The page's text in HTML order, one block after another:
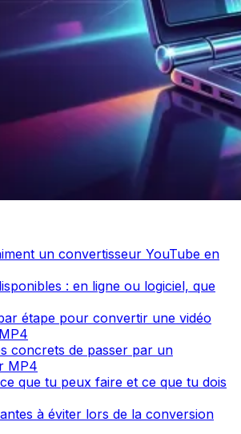
un convertisseur YouTube en
: en ligne ou logiciel, que
étape pour convertir une vidéo
concrets de passer par un
MP4
que tu peux faire et ce que tu dois
à éviter lors de la conversion